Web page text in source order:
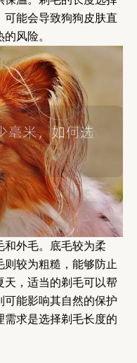
可能会导致狗狗皮肤直
风险。
和外毛。底毛较为柔
较为粗糙，能够防止
天，适当的剃毛可以帮
可能影响其自然的保护
需求是选择剃毛长度的